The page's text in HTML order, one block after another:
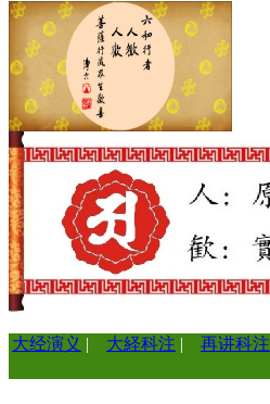
大经演义 | 大経科注 | 再讲科注